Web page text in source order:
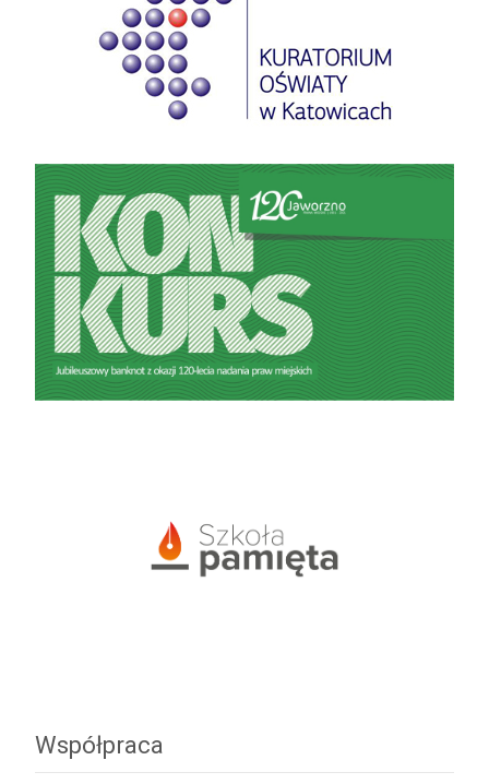
Współpraca